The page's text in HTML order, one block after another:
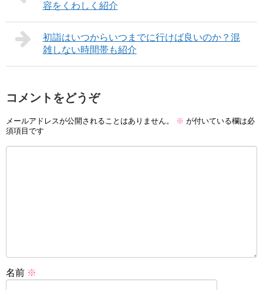
容をくわしく紹介
初詣はいつからいつまでに行けば良いのか？混
雑しない時間帯も紹介
コメントをどうぞ
メールアドレスが公開されることはありません。 ※ が付いている欄は必
須項目です
名前 ※